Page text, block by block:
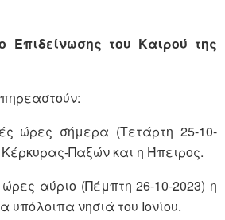
Επιδείνωσης του Καιρού της
ώρες σήμερα (Τετάρτη 25-10-
Κέρκυρας-Παξών και η Ήπειρος.
αύριο (Πέμπτη 26-10-2023) η
υπόλοιπα νησιά του Ιονίου.